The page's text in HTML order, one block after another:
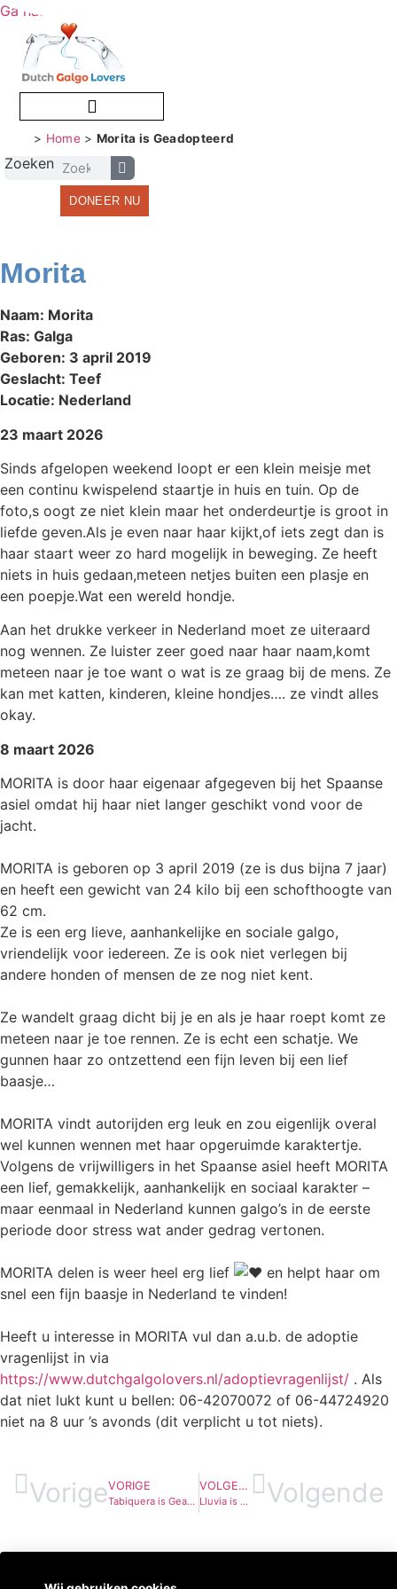
Ga naar de inhoud
> Home> Morita is Geadopteerd
Zoeken
DONEER NU
Morita
Naam: Morita
Ras: Galga
Geboren: 3 april 2019
Geslacht: Teef
Locatie: Nederland
23 maart 2026
Sinds afgelopen weekend loopt er een klein meisje met
een continu kwispelend staartje in huis en tuin. Op de
foto,s oogt ze niet klein maar het onderdeurtje is groot in
liefde geven.Als je even naar haar kijkt,of iets zegt dan is
haar staart weer zo hard mogelijk in beweging. Ze heeft
niets in huis gedaan,meteen netjes buiten een plasje en
een poepje.Wat een wereld hondje.
Aan het drukke verkeer in Nederland moet ze uiteraard
nog wennen. Ze luister zeer goed naar haar naam,komt
meteen naar je toe want o wat is ze graag bij de mens. Ze
kan met katten, kinderen, kleine hondjes…. ze vindt alles
okay.
8 maart 2026
MORITA is door haar eigenaar afgegeven bij het Spaanse
asiel omdat hij haar niet langer geschikt vond voor de
jacht.
MORITA is geboren op 3 april 2019 (ze is dus bijna 7 jaar)
en heeft een gewicht van 24 kilo bij een schofthoogte van
62 cm.
Ze is een erg lieve, aanhankelijke en sociale galgo,
vriendelijk voor iedereen. Ze is ook niet verlegen bij
andere honden of mensen de ze nog niet kent.
Ze wandelt graag dicht bij je en als je haar roept komt ze
meteen naar je toe rennen. Ze is echt een schatje. We
gunnen haar zo ontzettend een fijn leven bij een lief
baasje…
MORITA vindt autorijden erg leuk en zou eigenlijk overal
wel kunnen wennen met haar opgeruimde karaktertje.
Volgens de vrijwilligers in het Spaanse asiel heeft MORITA
een lief, gemakkelijk, aanhankelijk en sociaal karakter –
maar eenmaal in Nederland kunnen galgo’s in de eerste
periode door stress wat ander gedrag vertonen.
MORITA delen is weer heel erg lief
en helpt haar om
snel een fijn baasje in Nederland te vinden!
Heeft u interesse in MORITA vul dan a.u.b. de adoptie
vragenlijst in via
https://www.dutchgalgolovers.nl/adoptievragenlijst/ . Als
dat niet lukt kunt u bellen: 06-42070072 of 06-44724920
niet na 8 uur ’s avonds (dit verplicht u tot niets).
VorigeVORIGE
Tabiquera is Geadopteerd
VOLGENDE
Lluvia is Geadopteerd Volgende